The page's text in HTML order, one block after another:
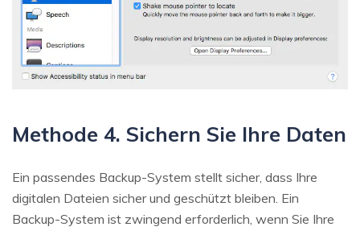
Methode 4. Sichern Sie Ihre Daten
Ein passendes Backup-System stellt sicher, dass Ihre
digitalen Dateien sicher und geschützt bleiben. Ein
Backup-System ist zwingend erforderlich, wenn Sie Ihre